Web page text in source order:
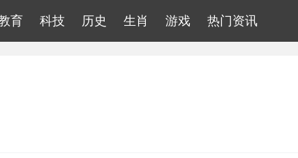
育 科技 历史 生肖 游戏 热门资讯